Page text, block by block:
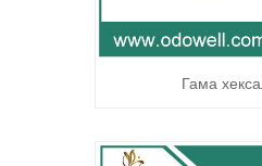
Гама